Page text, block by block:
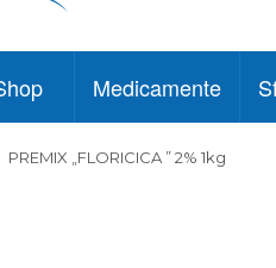
Medicamente
PREMIX „FLORICICA ” 2% 1kg